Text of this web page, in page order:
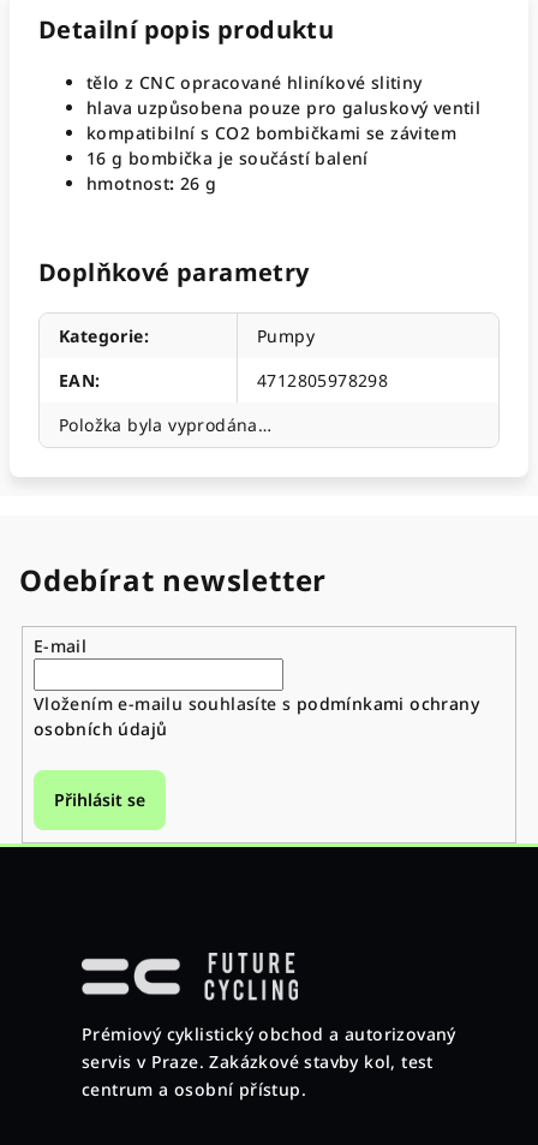
Detailní popis produktu
tělo z CNC opracované hliníkové slitiny
hlava uzpůsobena pouze pro galuskový ventil
kompatibilní s CO2 bombičkami se závitem
16 g bombička je součástí balení
hmotnost:26 g
Doplňkové parametry
Kategorie:
Pumpy
EAN:
4712805978298
Položka byla vyprodána…
Odebírat newsletter
E-mail
Vložením e-mailu souhlasíte s podmínkami ochrany
osobních údajů
Přihlásit se
Prémiový cyklistický obchod a autorizovaný
servis v Praze. Zakázkové stavby kol, test
centrum a osobní přístup.